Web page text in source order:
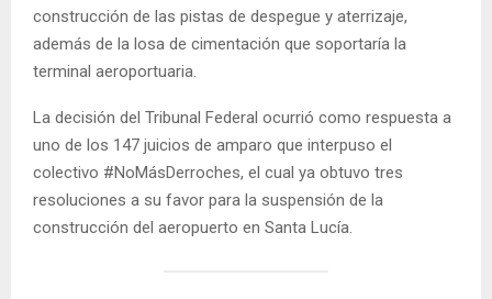
construcción de las pistas de despegue y aterrizaje,
además de la losa de cimentación que soportaría la
terminal aeroportuaria.
La decisión del Tribunal Federal ocurrió como respuesta a
uno de los 147 juicios de amparo que interpuso el
colectivo #NoMásDerroches, el cual ya obtuvo tres
resoluciones a su favor para la suspensión de la
construcción del aeropuerto en Santa Lucía.